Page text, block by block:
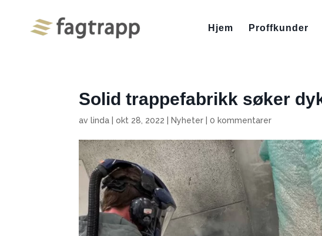
Hjem Proffkunder
Solid trappefabrikk søker
av linda okt 28, 2022 Nyheter |0 kommentarer